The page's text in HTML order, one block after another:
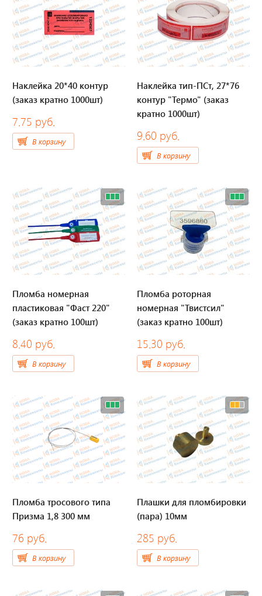
Акции. Скидки.
Спецпредложения.
Узнать подробнее...
Отвечаем на актуальные
Распродажа
Видеонаблюдение на транспорте
GPS и ГЛОНАСС трекеры
Блоки СКЗИ (НКМ)
Тахографы
Элементы питания
GPS/GSM Антенны
Автоклимат
Датчики скорости
Картриджи для принтеров этикеток
Короба для тахографов
Переходники, оси датчиков скорости
Наклейка 20*40 контур
(заказ кратно 1000шт)
7.75 руб.
В корзину
Наклейка тип-ПСт, 27*76
контур "Термо" (заказ
кратно 1000шт)
9.60 руб.
В корзину
Пломба номерная
пластиковая "Фаст 220"
(заказ кратно 100шт)
8.40 руб.
В корзину
Пломба роторная
номерная "Твистсил"
(заказ кратно 100шт)
15.30 руб.
В корзину
Пломба тросового типа
Призма 1,8 300 мм
76 руб.
В корзину
Плашки для пломбировки
(пара) 10мм
285 руб.
В корзину